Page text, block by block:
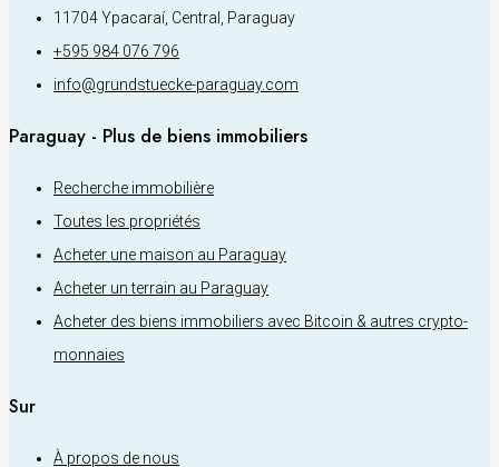
11704 Ypacaraí, Central, Paraguay
+595 984 076 796
info@grundstuecke-paraguay.com
Paraguay - Plus de biens immobiliers
Recherche immobilière
Toutes les propriétés
Acheter une maison au Paraguay
Acheter un terrain au Paraguay
Acheter des biens immobiliers avec Bitcoin & autres crypto-
monnaies
Sur
À propos de nous